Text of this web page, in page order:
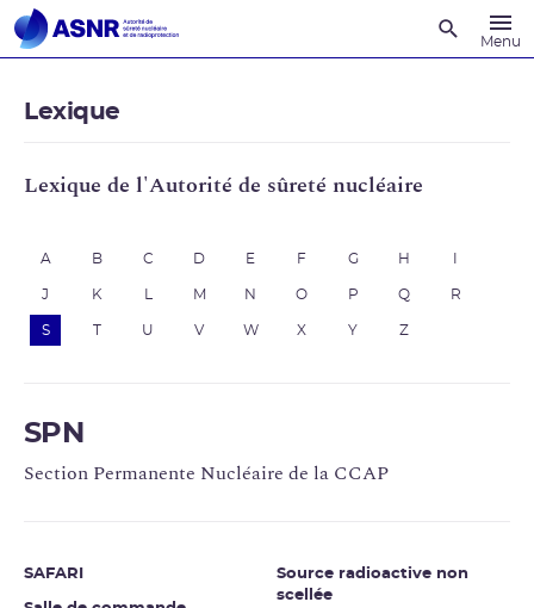
Menu
Lexique
Lexique de l'Autorité de sûreté nucléaire
A B C D E F G H
J K M N O P Q R
S U V W X Y Z
SPN
Section Permanente Nucléaire de la CCAP
SAFARI
Source radioactive non
scellée